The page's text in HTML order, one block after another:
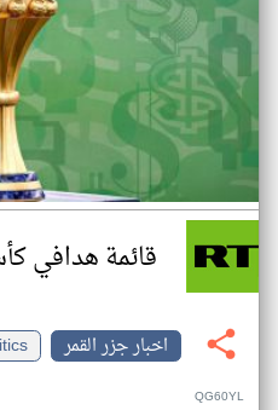
قائمة هدافي كأس
اخبار جزر القمر
QG60YL